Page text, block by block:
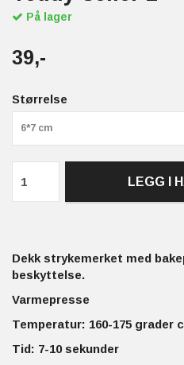
På lager
39,-
Størrelse
6*7 cm
LEGG I
Dekk strykemerket med
beskyttelse.
Varmepresse
Temperatur: 160-175 grader
Tid: 7-10 sekunder